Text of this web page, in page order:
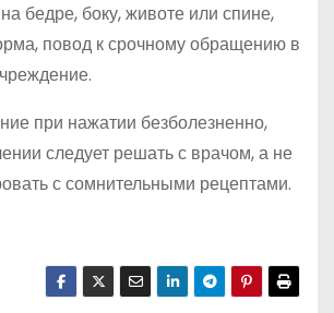
бедре, боку, животе или спине,
повод к срочному обращению в
при нажатии безболезненно,
следует решать с врачом, а не
с сомнительными рецептами.